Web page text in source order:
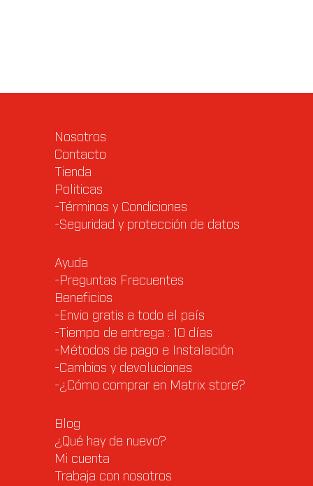
Nosotros
Contacto
Tienda
Politicas
-Términos y Condiciones
-Seguridad y protección de datos
Ayuda
-Preguntas Frecuentes
Beneficios
-Envio gratis a todo el país
-Tiempo de entrega : 10 días
-Métodos de pago e Instalación
-Cambios y devoluciones
-¿Cómo comprar en Matrix store?
Blog
¿Qué hay de nuevo?
Mi cuenta
Trabaja con nosotros